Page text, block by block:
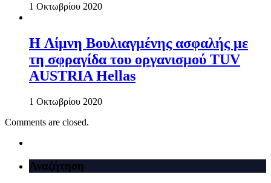
1 Οκτωβρίου 2020
H Λίμνη Βουλιαγμένης ασφαλής με
τη σφραγίδα του οργανισμού TUV
AUSTRIA Hellas
1 Οκτωβρίου 2020
Comments are closed.
Αναζήτηση